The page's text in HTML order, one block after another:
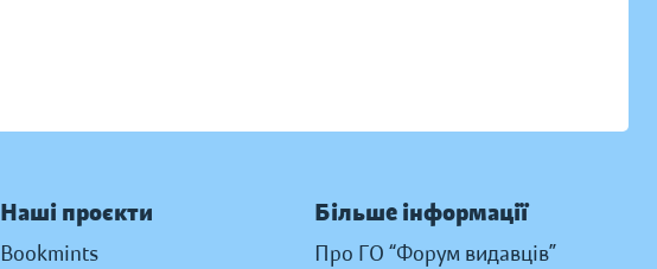
Наші проєкти
Bookmints
Більше інформації
Про ГО “Форум видавців”